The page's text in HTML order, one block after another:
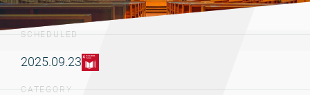
SCHEDULED
2025.09.23
CATEGORY